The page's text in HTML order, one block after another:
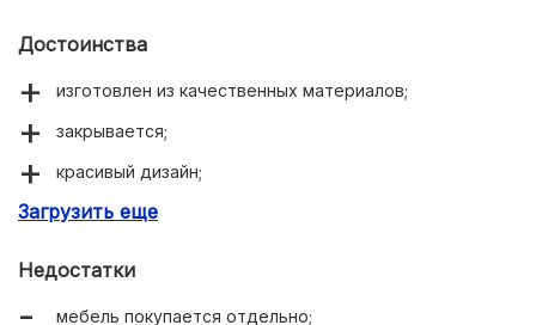
Достоинства
изготовлен из качественных материалов;
закрывается;
красивый дизайн;
компактные размеры;
Загрузить еще
Недостатки
мебель покупается отдельно;